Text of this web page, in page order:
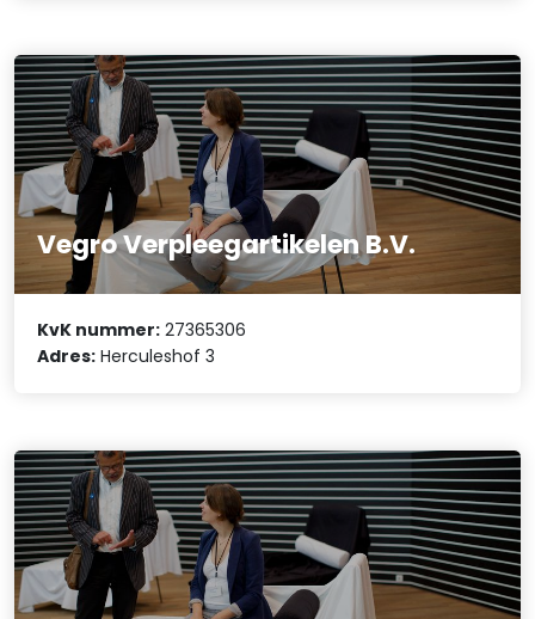
Vegro Verpleegartikelen B.V.
KvK nummer: 27365306
Adres: Herculeshof 3